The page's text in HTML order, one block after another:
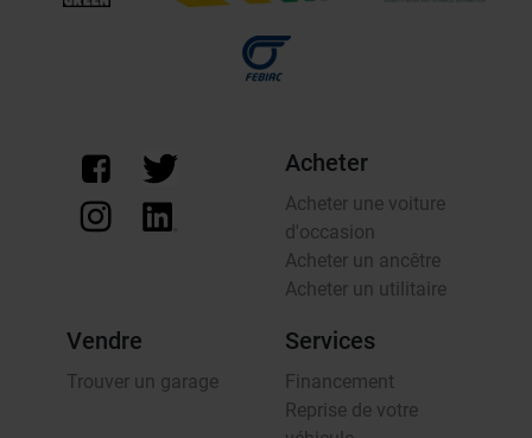
Acheter
Acheter une voiture
d'occasion
Acheter un ancêtre
Acheter un utilitaire
Vendre
Trouver un garage
Services
Financement
Reprise de votre